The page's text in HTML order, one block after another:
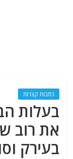
כתבות קצרות
בעלות
את רוב
בעירק